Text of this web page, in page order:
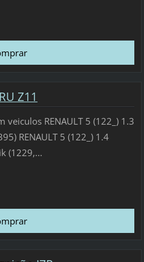
Z11
veiculos RENAULT 5 (122_) 1.3
RENAULT 5 (122_) 1.4
(1229,...